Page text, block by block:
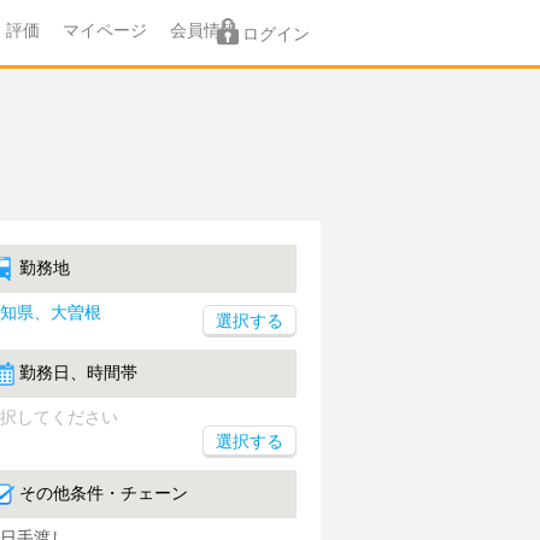
評価 マイページ 会員情報 ログイン
勤務地
県、大曽根
勤務日、時間帯
してください
選択する
その他条件・チェーン